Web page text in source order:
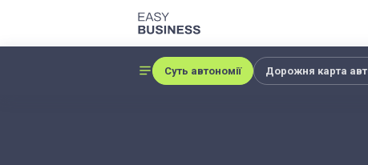
Суть автономії Дорожня карта